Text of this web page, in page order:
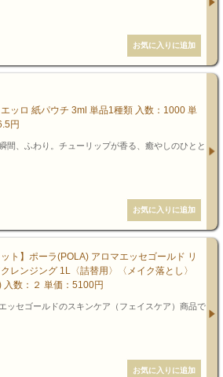
ッロ 紙パウチ 3ml 単品1種類 入数：1000 単
円
間、ふわり。チューリップが香る、癒やしのひとと
ット】ポーラ(POLA) アロマエッセゴールド リ
レンジング 1L〈詰替用〉〈メイク落とし〉
入数：２ 単価：5100円
ッセゴールドのスキンケア（フェイスケア）商品で